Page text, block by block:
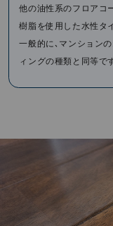
他の油性系のフロアコ
樹脂を使⽤した⽔性タ
⼀般的に､マンション
ィングの種類と同等で